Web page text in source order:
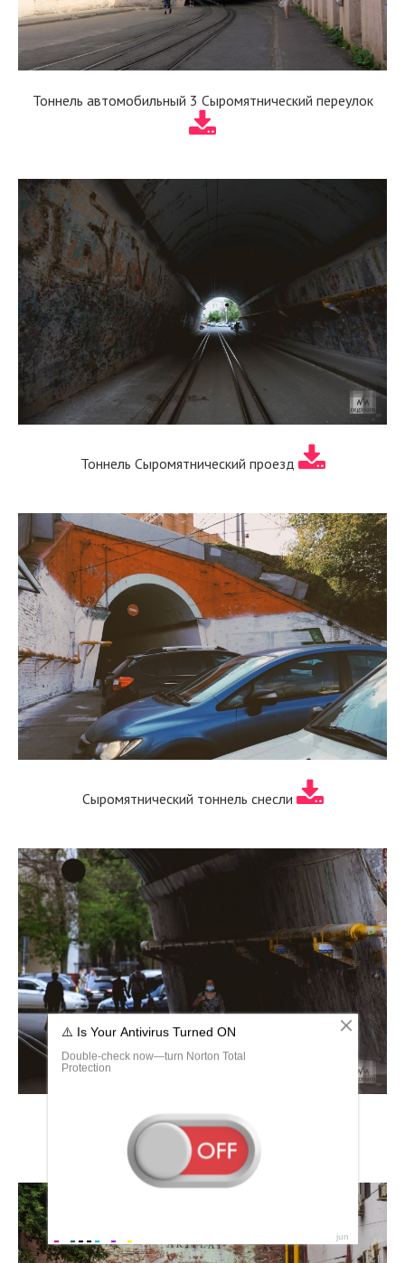
Тоннель автомобильный 3 Сыромятнический переулок
Тоннель Сыромятнический проезд
Сыромятнический тоннель снесли
Сыромятнический трамвайный тоннель